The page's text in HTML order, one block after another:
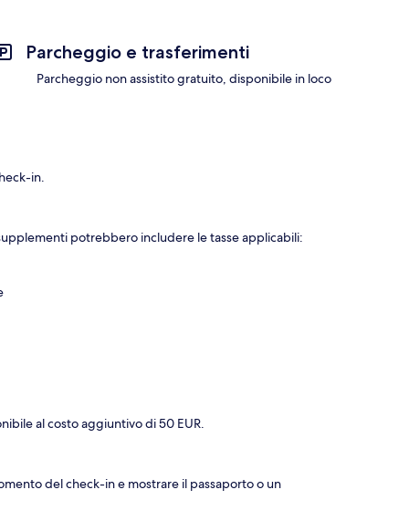
Parcheggio e trasferimenti
Parcheggio non assistito gratuito, disponibile in loco
in.
potrebbero includere le tasse applicabili:
al costo aggiuntivo di 50 EUR.
del check-in e mostrare il passaporto o un